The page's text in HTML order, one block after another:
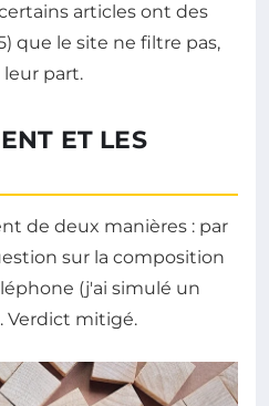
articles ont des
que le site ne filtre pas,
part.
ET LES
de deux manières : par
sur la composition
(j'ai simulé un
Verdict mitigé.